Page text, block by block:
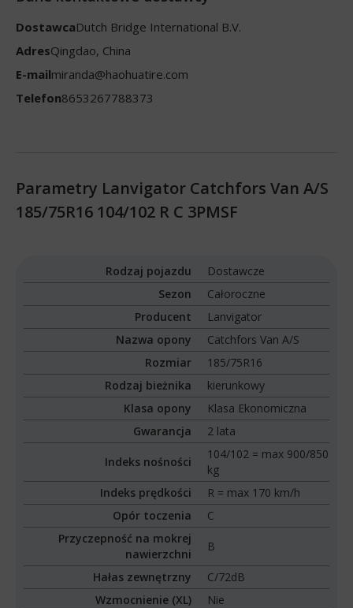
DostawcaDutch Bridge International B.V.
AdresQingdao, China
E-mailmiranda@haohuatire.com
Telefon8653267788373
Parametry Lanvigator Catchfors Van A/S
185/75R16 104/102 R C 3PMSF
Rodzaj pojazdu
Dostawcze
Sezon
Całoroczne
Producent
Lanvigator
Nazwa opony
Catchfors Van A/S
Rozmiar
185/75R16
Rodzaj bieżnika
kierunkowy
Klasa opony
Klasa Ekonomiczna
Gwarancja
2 lata
Indeks nośności
104/102 = max 900/850
kg
Indeks prędkości
R = max 170 km/h
Opór toczenia
C
Przyczepność na mokrej
nawierzchni
B
Hałas zewnętrzny
C/72dB
Wzmocnienie (XL)
Nie